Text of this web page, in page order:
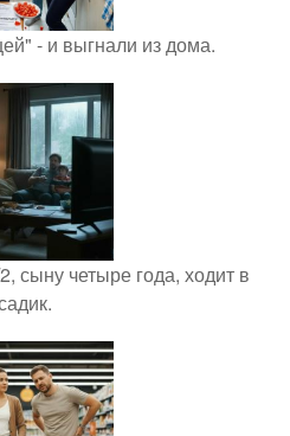
- и выгнали из дома.
сыну четыре года, ходит в